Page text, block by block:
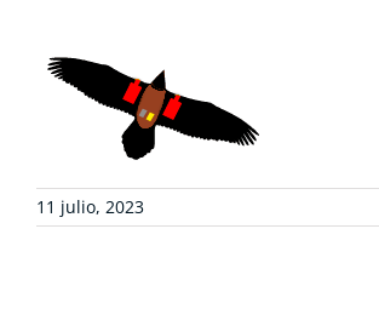
COLABORA
RECURSOS
11 julio, 2023